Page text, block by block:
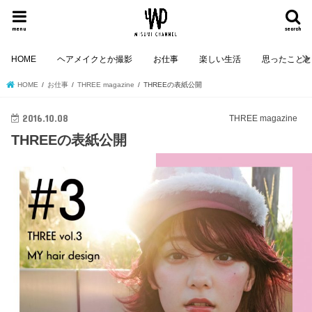
search
menu
HOME ヘアメイクとか撮影 お仕事 楽しい生活 思ったこと
HOME お仕事 THREE magazine THREEの表紙公開
THREE magazine
2016.10.08
THREEの表紙公開